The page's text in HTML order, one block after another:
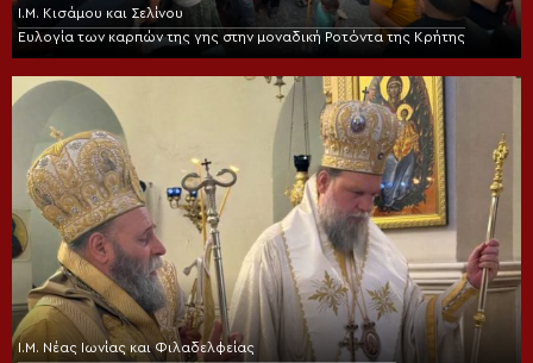
Ι.Μ. Κισάμου και Σελίνου
Ευλογία των καρπών της γης στην μοναδική Ροτόντα της Κρήτης
Ι.Μ. Νέας Ιωνίας και Φιλαδελφείας